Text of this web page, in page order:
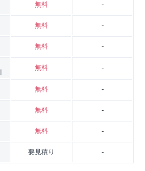
無料 -
無料 -
無料 -
無料 -
無料 -
無料 -
無料 -
要見積り -